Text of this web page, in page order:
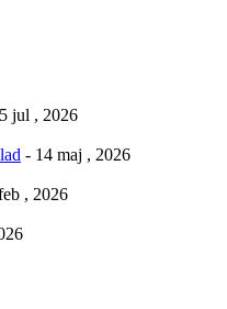
jul , 2026
- 14 maj , 2026
, 2026